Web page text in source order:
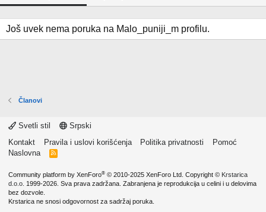
Još uvek nema poruka na Malo_puniji_m profilu.
Članovi
Svetli stil
Srpski
Kontakt
Pravila i uslovi korišćenja Politika privatnosti
Pomoć
Naslovna
R
Community platform by XenForo® © 2010-2025 XenForo Ltd. Copyright © Krstarica
d.o.o. 1999-2026. Sva prava zadržana. Zabranjena je reprodukcija u celini i u delovima
bez dozvole.
Krstarica ne snosi odgovornost za sadržaj poruka.